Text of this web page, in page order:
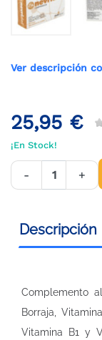
Ver descripción
25,95 €
¡En Stock!
- +
Descripción
Complemento
Borraja,
Vitamina B1 y